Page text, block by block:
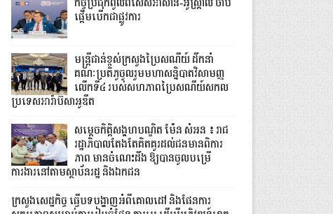
កិច្ចប្រជុំកំពូលពិសេសអាស៊ាន-អូស្ត្រាលី ចាប់
ផ្តើមបើកជាផ្លូវការ
មន្ត្រីជាន់ខ្ពស់ក្រសួងប្រៃសណីយ៍ ដឹកនាំ
គណៈប្រតិភូចូលរួមមហាសន្និបាតវិសាមញ្ញ
លើកទី៤ របស់សហភាពប្រៃសណីយ៍សកល
ប្រទេសអារ៉ាប៊ីសាអូឌីត
សម្តេចកិត្តិសង្គហបណ្ឌិត ម៉ែន សំអន ៖ រាជ
រដ្ឋាភិបាលតែងតែគិតគូរដល់ជនមានពិការ
ភាព មានចំណេះដឹង ឱ្យបានចូលបម្រើ
ការងារនៅតាមស្ថាប័នរដ្ឋ និងឯកជន
ក្រសួងសេដ្ឋកិច្ច ធ្វើបទបង្ហាញអំពីគោលដៅ និងផែនការ